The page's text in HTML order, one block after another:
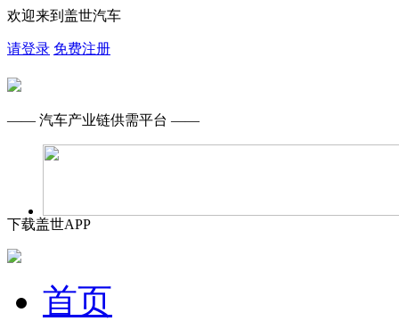
欢迎来到盖世汽车
请登录 免费注册
—— 汽车产业链供需平台 ——
下载盖世APP
首页